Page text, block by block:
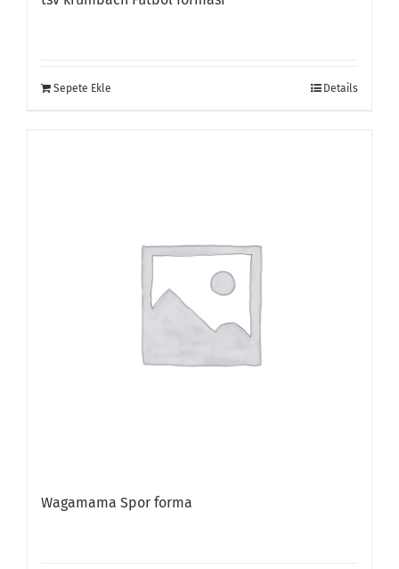
Sepete Ekle Details
Wagamama Spor forma